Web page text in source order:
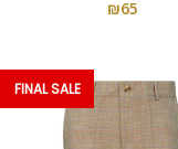
₪65
FINAL SALE